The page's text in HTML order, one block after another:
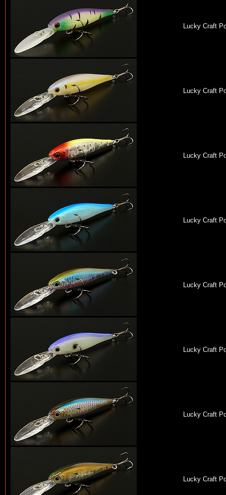
Lucky Craft
Lucky Craft
Lucky Craft
Lucky Craft
Lucky Craft
Lucky Craft
Lucky Craft
Lucky Craft